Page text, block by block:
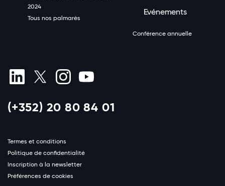
2024
Tous nos palmarès
Evénements
Conférence annuelle
(+352) 20 80 84 01
Termes et conditions
Politique de confidentialité
Inscription à la newsletter
Préférences de cookies